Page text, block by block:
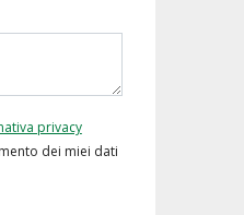
privacy
dei miei dati